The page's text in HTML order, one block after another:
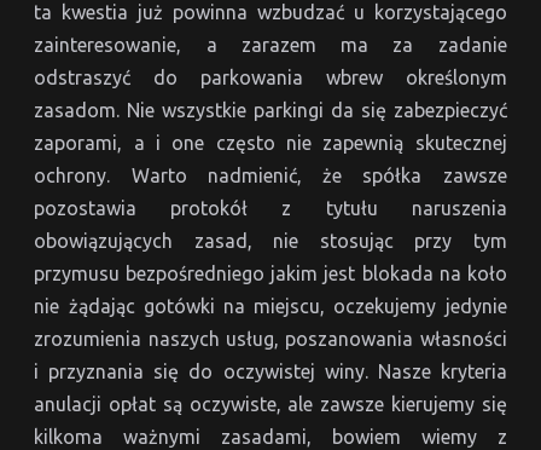
ta kwestia już powinna wzbudzać u korzystającego
zainteresowanie, a zarazem ma za zadanie
odstraszyć do parkowania wbrew określonym
zasadom. Nie wszystkie parkingi da się zabezpieczyć
zaporami, a i one często nie zapewnią skutecznej
ochrony. Warto nadmienić, że spółka zawsze
pozostawia protokół z tytułu naruszenia
obowiązujących zasad, nie stosując przy tym
przymusu bezpośredniego jakim jest blokada na koło
nie żądając gotówki na miejscu, oczekujemy jedynie
zrozumienia naszych usług, poszanowania własności
i przyznania się do oczywistej winy. Nasze kryteria
anulacji opłat są oczywiste, ale zawsze kierujemy się
kilkoma ważnymi zasadami, bowiem wiemy z